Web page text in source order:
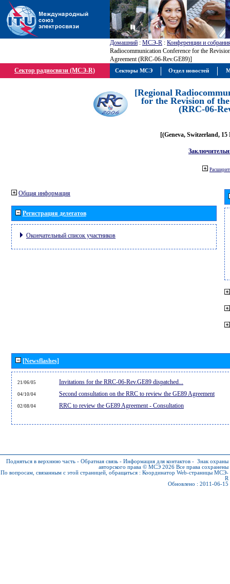
Домашний : МСЭ-R : Конференции и
Radiocommunication Conference for the
Agreement (RRC-06-Rev.GE89)]
Сектор радиосвязи (МСЭ-R)
[Regional
for the Revision of
(RRC-06-
[(Geneva, Switzerland, 15
Общая информация
Регистрация делегатов
Окончательный список участников
[Newsflashes]
21/06/05 Invitations for the RRC-06-Rev.GE89 dispatched...
04/10/04 Second consultation on the RRC to review the GE89 Agreement
02/08/04 RRC to review the GE89 Agreement - Consultation
Подняться в верхнюю часть - Обратная связь - Информация для контактов - Знак охраны
авторского права © МСЭ 2026 Все права сохранены
По вопросам, связанным с этой страницей, обращаться : Координатор Web-страницы МСЭ-
R
Обновлено : 2011-06-15
Секторы МСЭ Отдел новостей